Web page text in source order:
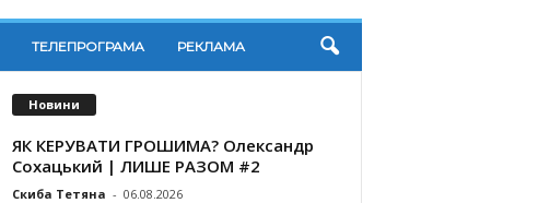
ТЕЛЕПРОГРАМА РЕКЛАМА
Новини
ЯК КЕРУВАТИ ГРОШИМА? Олександр
Сохацький | ЛИШЕ РАЗОМ #2
Скиба Тетяна - 06.08.2026